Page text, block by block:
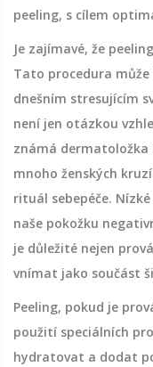
peeling, s cílem
Je zajímavé, že
Tato procedura
dnešním stresujícím
není jen otázkou
známá dermatoložka
mnoho ženských
rituál sebepéče.
naše pokožku
je důležité nejen
vnímat jako součást
Peeling, pokud je
použití speciálních
hydratovat a dodat